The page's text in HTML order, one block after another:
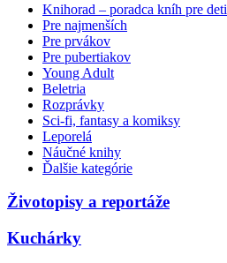
Knihorad – poradca kníh pre deti
Pre najmenších
Pre prvákov
Pre pubertiakov
Young Adult
Beletria
Rozprávky
Sci-fi, fantasy a komiksy
Leporelá
Náučné knihy
Ďalšie kategórie
Životopisy a reportáže
Kuchárky